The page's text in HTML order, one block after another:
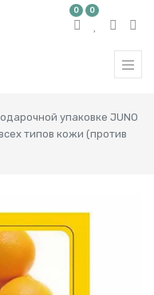
0 0
упаковке JUNO
типов кожи (против